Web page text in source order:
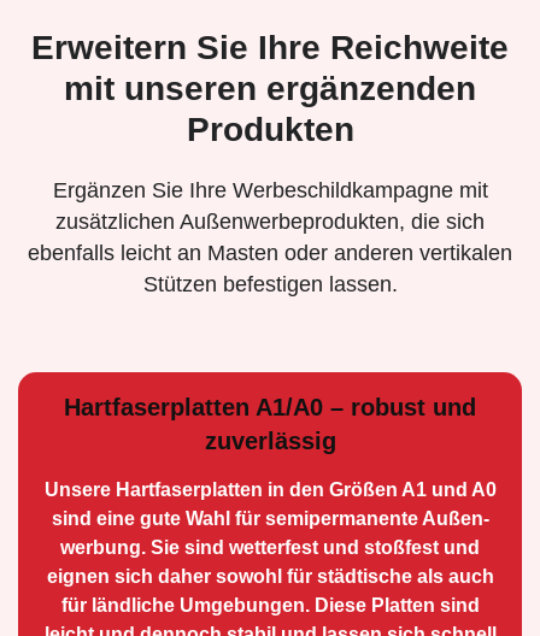
Erweitern Sie Ihre Reichweite
mit unseren ergänzenden
Produkten
Ergänzen Sie Ihre Werbeschildkampagne mit
zusätzlichen Außenwerbeprodukten, die sich
ebenfalls leicht an Masten oder anderen vertikalen
Stützen befestigen lassen.
Hartfaserplatten A1/A0 – robust und
zuverlässig
Unsere Hartfaserplatten in den Größen A1 und A0
sind eine gute Wahl für semiperma­nente Außen­
werbung. Sie sind wetterfest und stoßfest und
eignen sich daher sowohl für städtische als auch
für ländliche Umge­bungen. Diese Platten sind